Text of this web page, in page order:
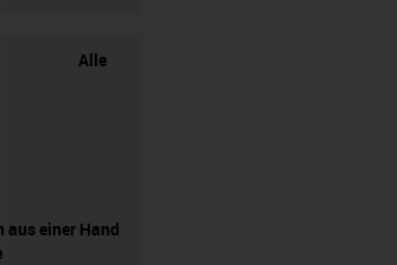
Alle
aus einer Hand